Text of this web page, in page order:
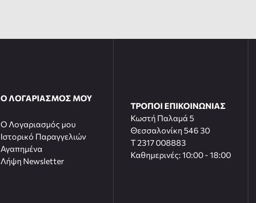
Ο ΛΟΓΑΡΙΑΣΜΟΣ ΜΟΥ
O Λογαριασμός μου
Ιστορικό Παραγγελιών
Αγαπημένα
Λήψη Newsletter
ΤΡΟΠΟΙ ΕΠΙΚΟΙΝΩΝΙΑΣ
Κωστή Παλαμά 5
Θεσσαλονίκη 546 30
T 2317 008883
Καθημερινές: 10:00 - 18:00